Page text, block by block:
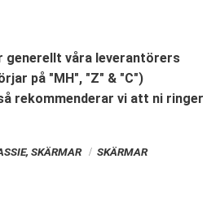
generellt våra leverantörers
på "MH", "Z" & "C")
rekommenderar vi att ni ringer
SKÄRMAR
SKÄRMAR